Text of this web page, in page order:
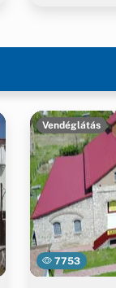
7753
Vendéglátás